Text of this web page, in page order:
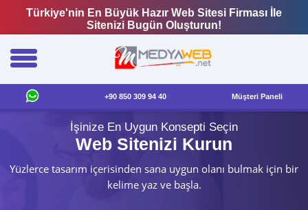
Türkiye'nin En Büyük Hazır Web Sitesi Firması İle
Sitenizi Bugün Oluşturun!
+90 850 309 94 40 Müşteri Paneli
İşinize En Uygun Konsepti Seçin
Web Sitenizi Kurun
Yüzlerce tasarım içerisinden sana uygun olanı bulmak için bir
kelime yaz ve başla.